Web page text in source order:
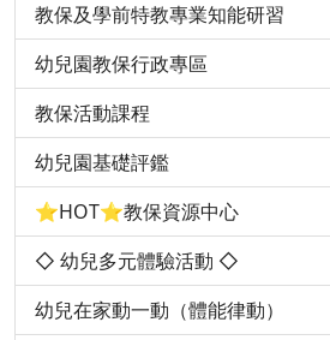
教保及學前特教專業知能研習
幼兒園教保行政專區
教保活動課程
幼兒園基礎評鑑
⭐HOT⭐教保資源中心
◇ 幼兒多元體驗活動 ◇
幼兒在家動一動（體能律動）